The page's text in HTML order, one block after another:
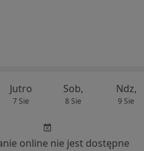
Jutro
7 Sie
Sob,
8 Sie
Ndz,
9 Sie
online nie jest dostępne